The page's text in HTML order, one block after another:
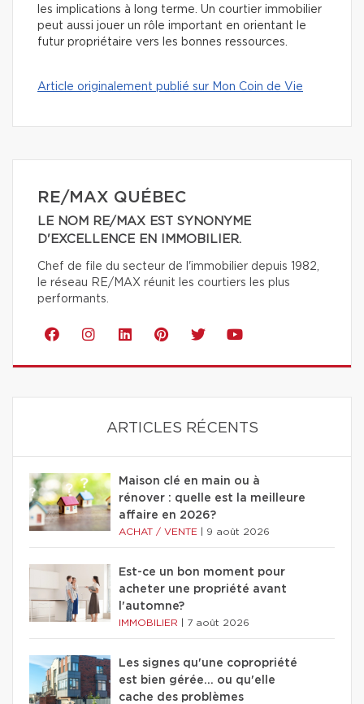
les implications à long terme. Un courtier immobilier
peut aussi jouer un rôle important en orientant le
futur propriétaire vers les bonnes ressources.
Article originalement publié sur Mon Coin de Vie
RE/MAX QUÉBEC
LE NOM RE/MAX EST SYNONYME
D'EXCELLENCE EN IMMOBILIER.
Chef de file du secteur de l'immobilier depuis 1982,
le réseau RE/MAX réunit les courtiers les plus
performants.
ARTICLES RÉCENTS
Maison clé en main ou à
rénover : quelle est la meilleure
affaire en 2026?
ACHAT / VENTE 9 août 2026
Est-ce un bon moment pour
acheter une propriété avant
l'automne?
IMMOBILIER 7 août 2026
Les signes qu'une copropriété
est bien gérée… ou qu'elle
cache des problèmes